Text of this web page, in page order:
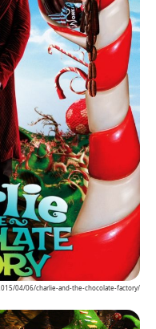
04/06/charlie-and-the-chocolate-factory/